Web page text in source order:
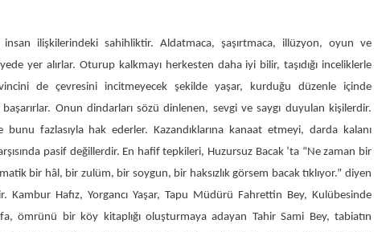
insan ilişkilerindeki sahihliktir. Aldatmaca, şaşırtmaca, illüzyon, oyun ve
yer alırlar. Oturup kalkmayı herkesten daha iyi bilir, taşıdığı inceliklerle
de çevresini incitmeyecek şekilde yaşar, kurduğu düzenle içinde
Onun dindarları sözü dinlenen, sevgi ve saygı duyulan kişilerdir.
bunu fazlasıyla hak ederler. Kazandıklarına kanaat etmeyi, darda kalanı
pasif değillerdir. En hafif tepkileri, Huzursuz Bacak ’ta “Ne zaman bir
bir hâl, bir zulüm, bir soygun, bir haksızlık görsem bacak tıklıyor.” diyen
Kambur Hafız, Yorgancı Yaşar, Tapu Müdürü Fahrettin Bey, Kulübesinde
ömrünü bir köy kitaplığı oluşturmaya adayan Tahir Sami Bey, tabiatın